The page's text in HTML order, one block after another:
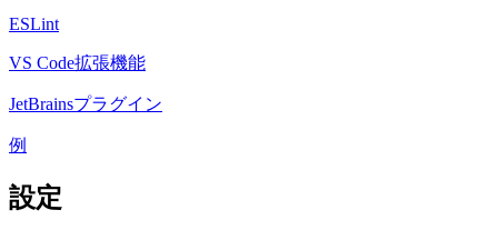
ESLint
VS Code拡張機能
JetBrainsプラグイン
例
設定